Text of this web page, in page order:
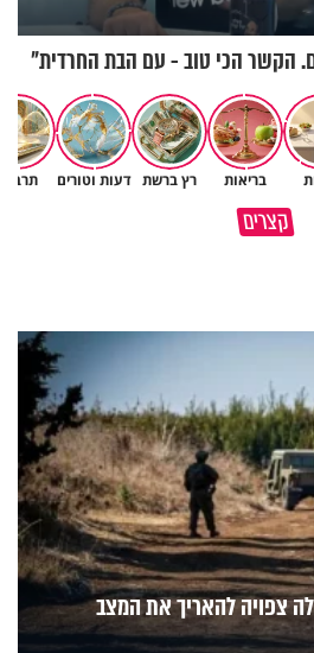
בריאות רץ ברשת דעות וטורים
קצרים
גם ׳הרע׳ זה הרחמים של בורא
צפויה להאריך את המצב